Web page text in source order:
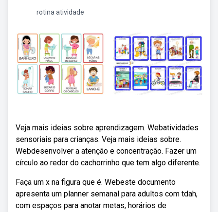
rotina atividade
Veja mais ideias sobre aprendizagem. Webatividades
sensoriais para crianças. Veja mais ideias sobre.
Webdesenvolver a atenção e concentração. Fazer um
círculo ao redor do cachorrinho que tem algo diferente.
Faça um x na figura que é. Webeste documento
apresenta um planner semanal para adultos com tdah,
com espaços para anotar metas, horários de